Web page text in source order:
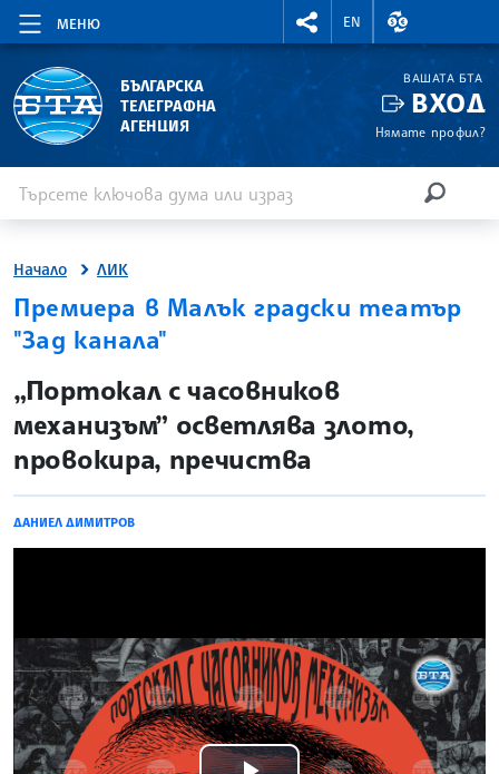
МЕНЮ
RIGHTMENU.SOCIAL
EN
ВАЛУТНИ
БЪЛГАРСКА
ТЕЛЕГРАФНА
АГЕНЦИЯ
ВАШАТА БТА
ВХОД
Нямате профил?
Начало ЛИК
Премиера в Малък градски театър
"Зад канала"
site.bta
„Портокал с часовников
механизъм” осветлява злото,
провокира, пречиства
ДАНИЕЛ ДИМИТРОВ